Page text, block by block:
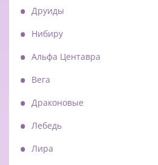
Друиды
Нибиру
Альфа Центавра
Вега
Драконовые
Лебедь
Лира